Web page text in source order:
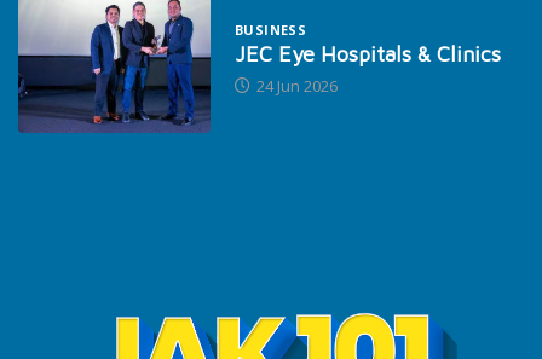
BUSINESS
JEC Eye Hospitals & Clinics
24 Jun 2026